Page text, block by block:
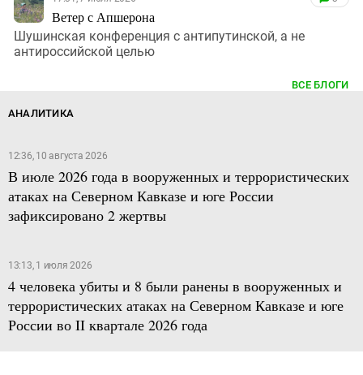
Ветер с Апшерона
Шушинская конференция с антипутинской, а не
антироссийской целью
ВСЕ БЛОГИ
АНАЛИТИКА
12:36, 10 августа 2026
В июле 2026 года в вооруженных и террористических
атаках на Северном Кавказе и юге России
зафиксировано 2 жертвы
13:13, 1 июля 2026
4 человека убиты и 8 были ранены в вооруженных и
террористических атаках на Северном Кавказе и юге
России во II квартале 2026 года